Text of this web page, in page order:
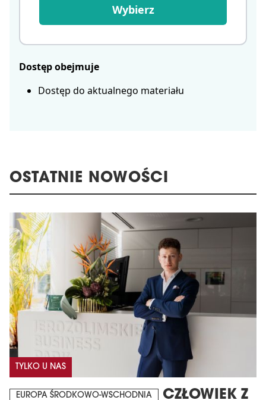
Wybierz
Dostęp obejmuje
Dostęp do aktualnego materiału
OSTATNIE NOWOŚCI
TYLKO U NAS
EUROPA ŚRODKOWO-WSCHODNIA CZŁOWIEK Z